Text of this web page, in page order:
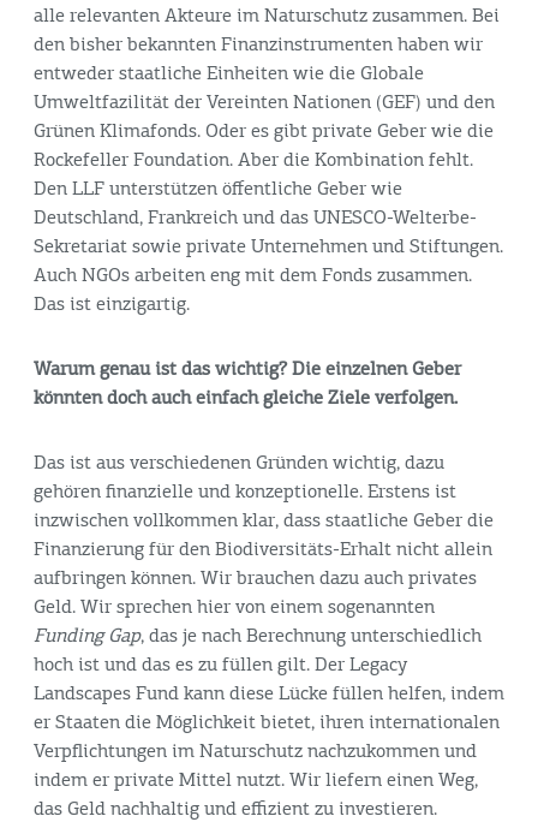
alle relevanten Akteure im Naturschutz zusammen. Bei
den bisher bekannten Finanzinstrumenten haben wir
entweder staatliche Einheiten wie die Globale
Umweltfazilität der Vereinten Nationen (GEF) und den
Grünen Klimafonds. Oder es gibt private Geber wie die
Rockefeller Foundation. Aber die Kombination fehlt.
Den LLF unterstützen öffentliche Geber wie
Deutschland, Frankreich und das UNESCO-Welterbe-
Sekretariat sowie private Unternehmen und Stiftungen.
Auch NGOs arbeiten eng mit dem Fonds zusammen.
Das ist einzigartig.
Warum genau ist das wichtig? Die einzelnen Geber
könnten doch auch einfach gleiche Ziele verfolgen.
Das ist aus verschiedenen Gründen wichtig, dazu
gehören finanzielle und konzeptionelle. Erstens ist
inzwischen vollkommen klar, dass staatliche Geber die
Finanzierung für den Biodiversitäts-Erhalt nicht allein
aufbringen können. Wir brauchen dazu auch privates
Geld. Wir sprechen hier von einem sogenannten
Funding Gap, das je nach Berechnung unterschiedlich
hoch ist und das es zu füllen gilt. Der Legacy
Landscapes Fund kann diese Lücke füllen helfen, indem
er Staaten die Möglichkeit bietet, ihren internationalen
Verpflichtungen im Naturschutz nachzukommen und
indem er private Mittel nutzt. Wir liefern einen Weg,
das Geld nachhaltig und effizient zu investieren.